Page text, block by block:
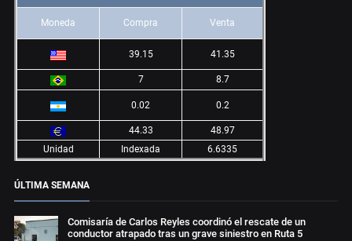
Moneda Compra Venta
39.15 41.35
7 8.7
0.02 0.2
44.33
48.97
Unidad
Indexada 6.6335
ÚLTIMA SEMANA
Comisaría de Carlos Reyles coordinó el rescate de un
conductor atrapado tras un grave siniestro en Ruta 5